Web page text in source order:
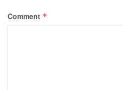
Comment *